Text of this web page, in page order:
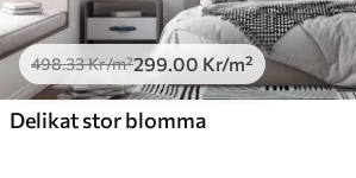
498.33Kr/m²299.00 Kr/m²
Delikat stor blomma